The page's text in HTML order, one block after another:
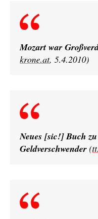
Mozart war
krone.at, 5.4.2010)
Neues [sic!] Buch
Geldverschwender (